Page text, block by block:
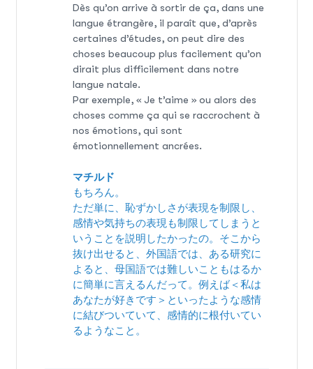
Dès qu’on arrive à sortir de ça, dans une
langue étrangère, il paraît que, d’après
certaines d’études, on peut dire des
choses beaucoup plus facilement qu’on
dirait plus difficilement dans notre
langue natale.
Par exemple, « Je t’aime » ou alors des
choses comme ça qui se raccrochent à
nos émotions, qui sont
émotionnellement ancrées.
マチルド
もちろん。
ただ単に、恥ずかしさが表現を制限し、
感情や気持ちの表現も制限してしまうと
いうことを説明したかったの。そこから
抜け出せると、外国語では、ある研究に
よると、母国語では難しいこともはるか
に簡単に言えるんだって。例えば＜私は
あなたが好きです＞といったような感情
に結びついていて、感情的に根付いてい
るようなこと。